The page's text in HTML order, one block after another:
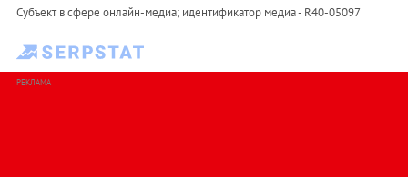
Субъект в сфере онлайн-медиа; идентификатор медиа - R40-05097
РЕКЛАМА